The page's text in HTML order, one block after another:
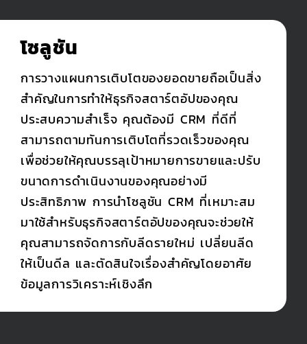
โซลูชัน
การวางแผนการเติบโตของยอดขายถือเป็นสิ่ง
สำคัญในการทำให้ธุรกิจสตาร์ตอัปของคุณ
ประสบความสำเร็จ คุณต้องมี CRM ที่ดีที่
สามารถตามทันการเติบโตที่รวดเร็วของคุณ
เพื่อช่วยให้คุณบรรลุเป้าหมายการขายและปรับ
ขนาดการดำเนินงานของคุณอย่างมี
ประสิทธิภาพ การนำโซลูชัน CRM ที่เหมาะสม
มาใช้สำหรับธุรกิจสตาร์ตอัปของคุณจะช่วยให้
คุณสามารถจัดการกับลีดรายใหม่ เปลี่ยนลีด
ให้เป็นดีล และตัดสินใจเรื่องสำคัญโดยอาศัย
ข้อมูลการวิเคราะห์เชิงลึก